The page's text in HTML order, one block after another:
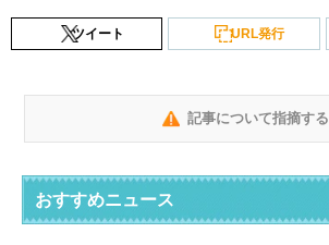
ツイート URL発行
記事について指摘する
おすすめニュース